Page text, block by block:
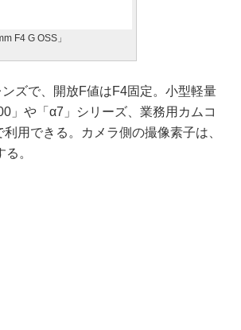
F4 G OSS」
ズで、開放F値はF4固定。小型軽量
」や「α7」シリーズ、業務用カムコ
用できる。カメラ側の撮像素子は、
。